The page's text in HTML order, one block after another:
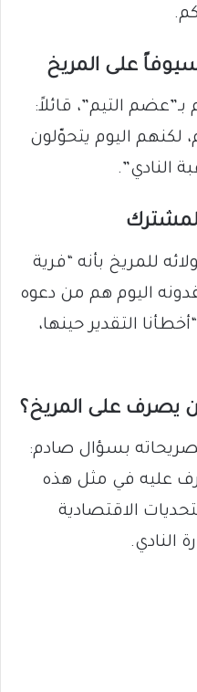
على المريخ
التيم”، قائلاً:
اليوم يتحوّلون
النادي”.
للمريخ بأنه “فرية
اليوم هم من دعوه
التقدير حينها،
يصرف على المريخ؟
بسؤال صادم:
عليه في مثل هذه
الاقتصادية
النادي.